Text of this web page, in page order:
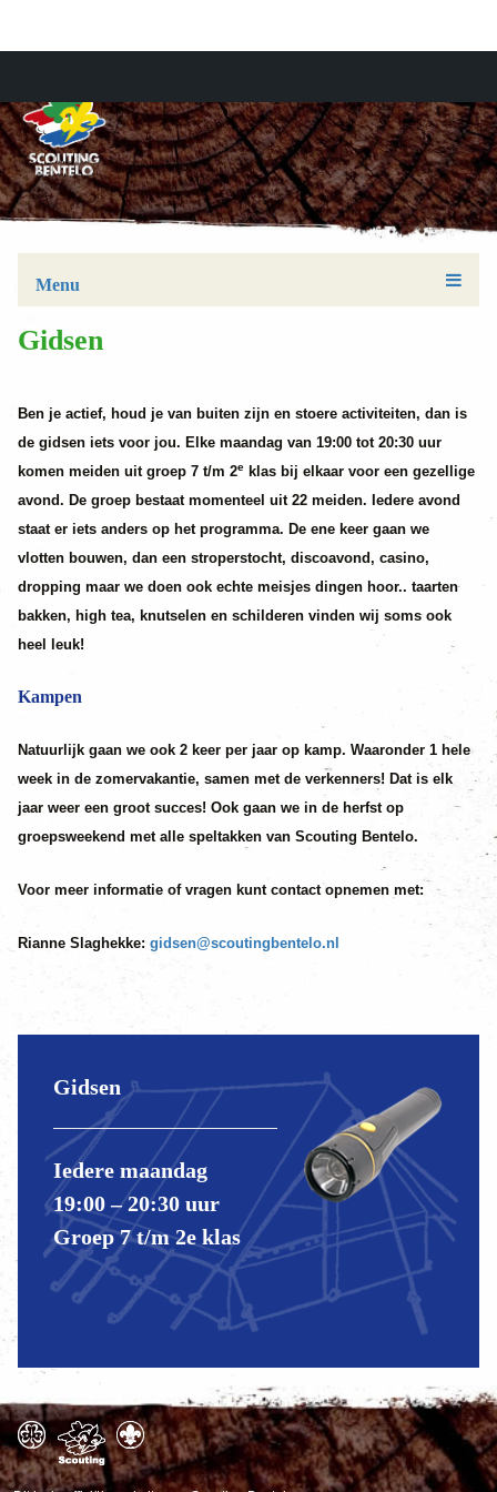
Menu
Gidsen
Ben je actief, houd je van buiten zijn en stoere activiteiten, dan is
de gidsen iets voor jou. Elke maandag van 19:00 tot 20:30 uur
komen meiden uit groep 7 t/m 2e klas bij elkaar voor een gezellige
avond. De groep bestaat momenteel uit 22 meiden. Iedere avond
staat er iets anders op het programma. De ene keer gaan we
vlotten bouwen, dan een stroperstocht, discoavond, casino,
dropping maar we doen ook echte meisjes dingen hoor.. taarten
bakken, high tea, knutselen en schilderen vinden wij soms ook
heel leuk!
Kampen
Natuurlijk gaan we ook 2 keer per jaar op kamp. Waaronder 1 hele
week in de zomervakantie, samen met de verkenners! Dat is elk
jaar weer een groot succes! Ook gaan we in de herfst op
groepsweekend met alle speltakken van Scouting Bentelo.
Voor meer informatie of vragen kunt contact opnemen met:
Rianne Slaghekke: gidsen@scoutingbentelo.nl
Gidsen
Iedere maandag
19:00 – 20:30 uur
Groep 7 t/m 2e klas